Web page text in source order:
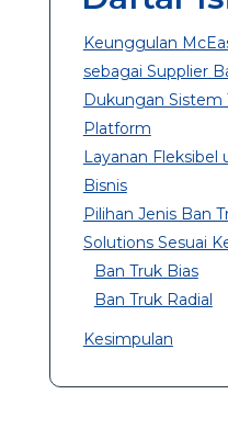
Keunggulan
sebagai Supplier
Dukungan Sistem
Platform
Layanan Fleksibel
Bisnis
Pilihan Jenis Ban
Solutions Sesuai
Ban Truk Bias
Ban Truk Radial
Kesimpulan